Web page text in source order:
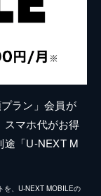
ラン」会員が
スマホ代がお得
途「U-NEXT M
を、U-NEXT MOBILEの